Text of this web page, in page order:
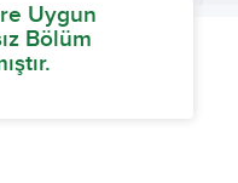
Uygun
Bölüm